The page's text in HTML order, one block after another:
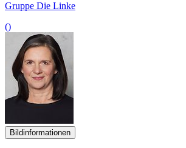
Gruppe Die Linke
()
Bildinformationen